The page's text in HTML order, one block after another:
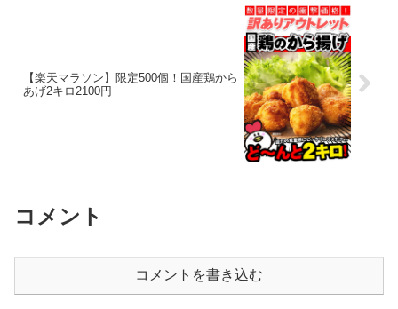
【楽天マラソン】限定500個！国産鶏から
あげ2キロ2100円
コメント
コメントを書き込む